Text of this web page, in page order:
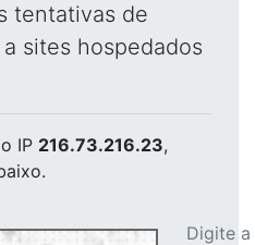
tentativas de
sites hospedados
IP 216.73.216.23,
Digite